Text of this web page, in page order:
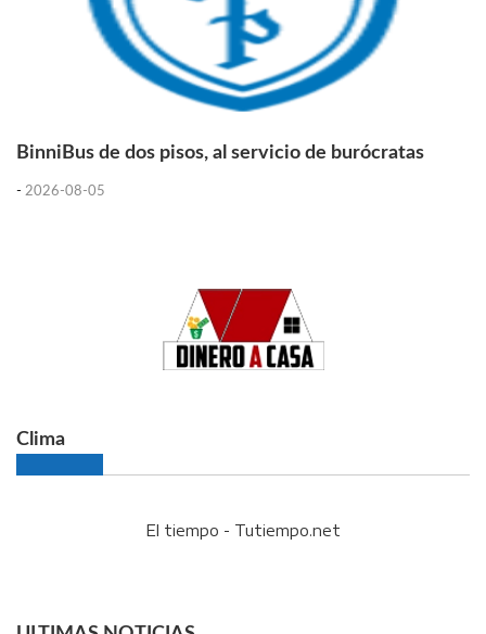
BinniBus de dos pisos, al servicio de burócratas
- 2026-08-05
Clima
El tiempo - Tutiempo.net